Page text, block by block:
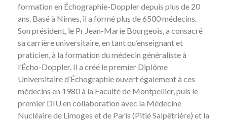
formation en Échographie-Doppler depuis plus de 20
ans. Basé à Nîmes, il a formé plus de 6500 médecins.
Son président, le Pr Jean-Marie Bourgeois, a consacré
sa carrière universitaire, en tant qu’enseignant et
praticien, à la formation du médecin généraliste à
l’Écho-Doppler. Il a créé le premier Diplôme
Universitaire d’Échographie ouvert également à ces
médecins en 1980 à la Faculté de Montpellier, puis le
premier DIU en collaboration avec la Médecine
Nucléaire de Limoges et de Paris (Pitié Salpêtrière) et la